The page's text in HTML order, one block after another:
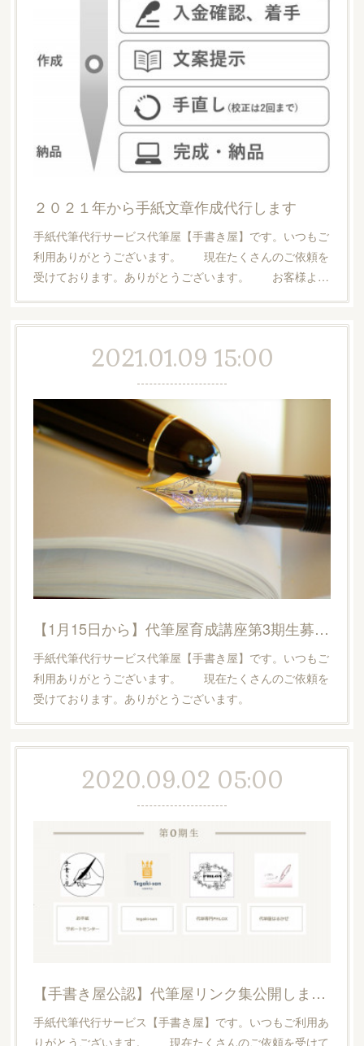
２０２１年から手紙文章作成代行します
手紙代筆代行サービス代筆屋【手書き屋】です。いつもご
利用ありがとうございます。 現在たくさんのご依頼を
受けております。ありがとうございます。 お客様よ…
2021.01.09 15:00
【1月15日から】代筆屋育成講座第3期生募集に関しまして
手紙代筆代行サービス代筆屋【手書き屋】です。いつもご
利用ありがとうございます。 現在たくさんのご依頼を
受けております。ありがとうございます。
2020.09.02 05:00
【手書き屋公認】代筆屋リンク集公開しました
手紙代筆代行サービス【手書き屋】です。いつもご利用あ
りがとうございます。 現在たくさんのご依頼を受けて